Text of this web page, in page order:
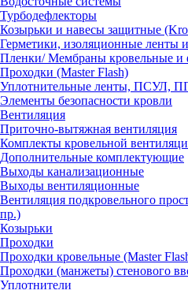
Турбодефлекторы
Козырьки и навесы защитные
Герметики, изоляционные ленты
Пленки/ Мембраны кровельные и
Проходки (Master Flash)
Уплотнительные ленты, ПСУЛ,
Элементы безопасности кровли
Вентиляция
Приточно-вытяжная вентиляция
Комплекты кровельной
Дополнительные комплектующие
Выходы канализационные
Выходы вентиляционные
Вентиляция подкровельного
пр.)
Козырьки
Проходки
Проходки кровельные (Master
Проходки (манжеты) стенового
Уплотнители